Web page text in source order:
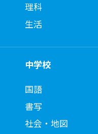
理科
生活
中学校
国語
書写
社会・地図